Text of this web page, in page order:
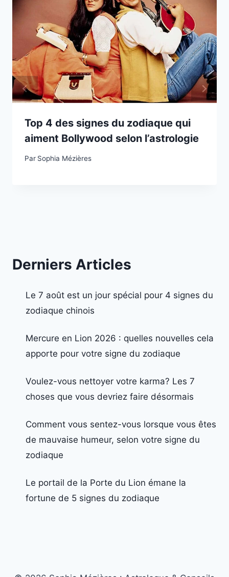
Top 4 des signes du zodiaque qui
aiment Bollywood selon l’astrologie
Par Sophia Mézières
Derniers Articles
Le 7 août est un jour spécial pour 4 signes du
zodiaque chinois
Mercure en Lion 2026 : quelles nouvelles cela
apporte pour votre signe du zodiaque
Voulez-vous nettoyer votre karma? Les 7
choses que vous devriez faire désormais
Comment vous sentez-vous lorsque vous êtes
de mauvaise humeur, selon votre signe du
zodiaque
Le portail de la Porte du Lion émane la
fortune de 5 signes du zodiaque